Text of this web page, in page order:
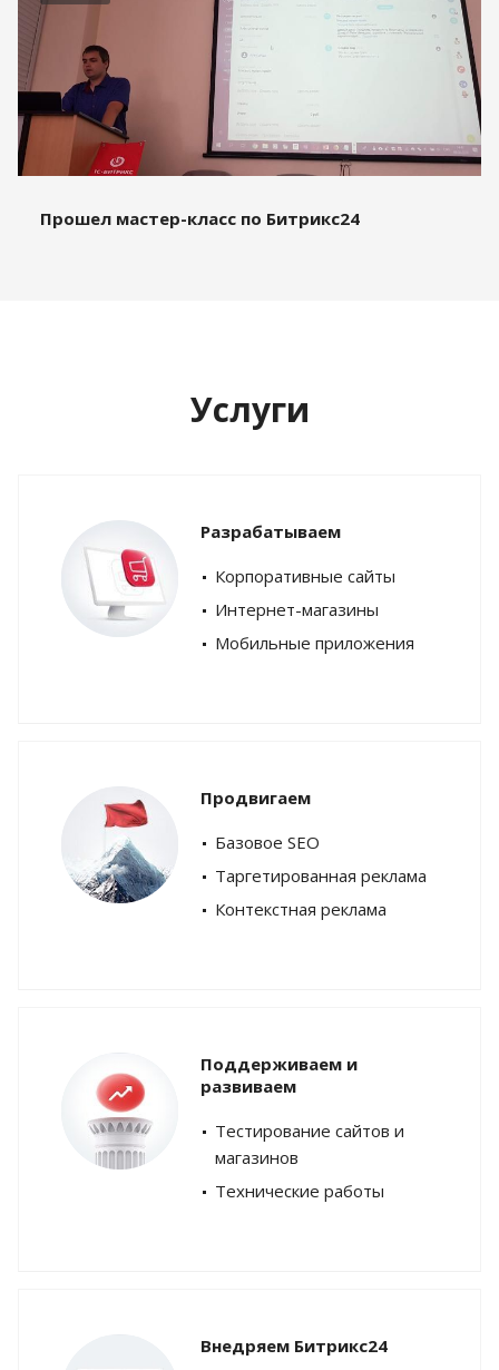
Прошел мастер-класс по Битрикс24
Услуги
Разрабатываем
Корпоративные сайты
Интернет-магазины
Мобильные приложения
Продвигаем
Базовое SEO
Таргетированная реклама
Контекстная реклама
Поддерживаем и
развиваем
Тестирование сайтов и
магазинов
Технические работы
Внедряем Битрикс24